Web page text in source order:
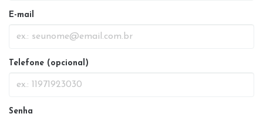
E-mail
Telefone (opcional)
Senha